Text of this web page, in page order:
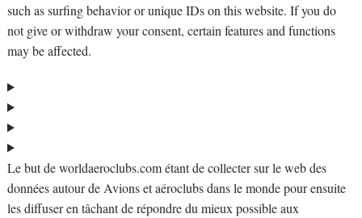
such as surfing behavior or unique IDs on this website. If you do
not give or withdraw your consent, certain features and functions
may be affected.
Le but de worldaeroclubs.com étant de collecter sur le web des
données autour de Avions et aéroclubs dans le monde pour ensuite
les diffuser en tâchant de répondre du mieux possible aux